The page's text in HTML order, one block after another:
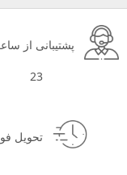
23
تحویل